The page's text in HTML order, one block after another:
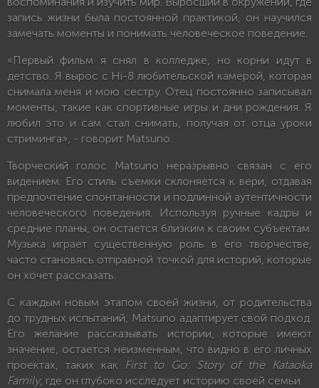
запись жизни была постоянной практикой, он научился
замечать моменты и понимать человеческое поведение.
«Первый фильм я снял в колледже, но корни идут в
детство. Я вырос с Hi-8 любительской камерой, которая
снимала меня и мою сестру. Отец постоянно записывал
моменты, такие как спортивные игры и дни рождения. Я
любил это и сам стал снимать, получая от отца уроки
стриминга», - говорит Matsuno.
Творческий голос Matsuno неразрывно связан с его
видением. Его стиль съемки склоняется к вери, отдавая
предпочтение спонтанности и подлинной аутентичности
человеческого поведения. Используя ручные кадры и
средние планы, он остается близким к своим субъектам.
Музыка играет существенную роль в его творчестве,
часто становясь отправной точкой для историй, которые
он хочет рассказать.
С каждым новым этапом своей жизни, от родительства
до трудных испытаний, Matsuno адаптирует свой подход.
Его желание рассказывать истории, которые имеют
значение, остается неизменным, что видно в его личных
проектах, таких как First to Go: Story of the Kataoka
Family, где он глубоко исследует историю своей семьи.